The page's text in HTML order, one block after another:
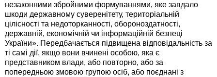
незаконними збройними формуваннями, яке завдало
шкоди державному суверенітету, територіальній
цілісності та недоторканності, обороноздатності,
державній, економічній чи інформаційній безпеці
України». Передбачається підвищена відповідальність за
ті самі дії, якщо вони вчинені особою, яка є
представником влади, або повторно, або за
попередньою змовою групою осіб, або поєднані з